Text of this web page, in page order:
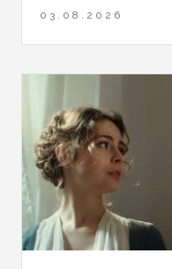
03.08.2026